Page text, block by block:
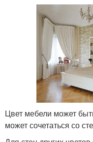
Цвет мебели может
может сочетаться со